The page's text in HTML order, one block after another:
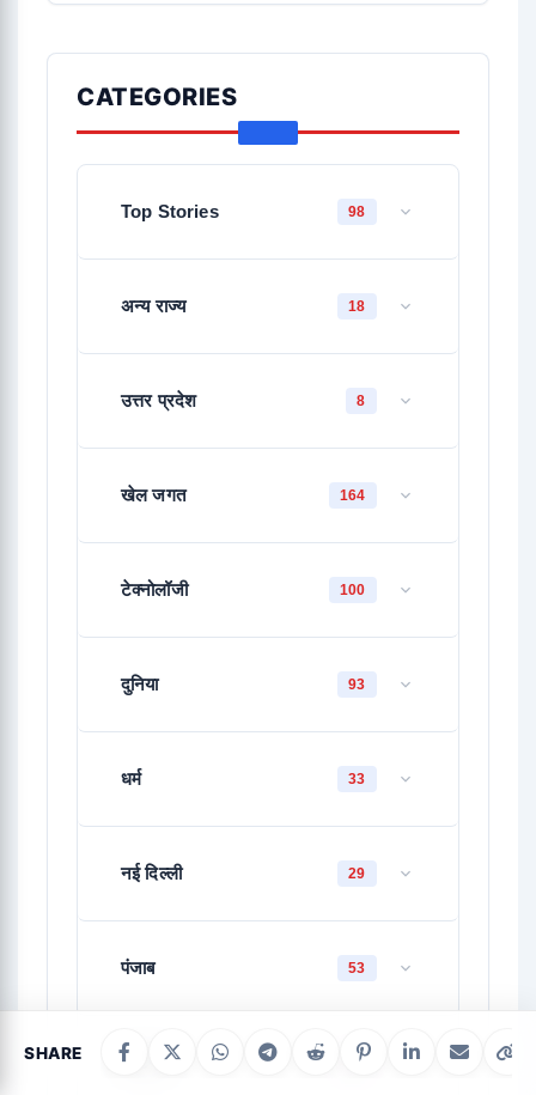
CATEGORIES
Top Stories 98
अन्य राज्य 18
उत्तर प्रदेश 8
खेल जगत 164
टेक्नोलॉजी 100
दुनिया 93
धर्म 33
नई दिल्ली 29
पंजाब 53
फिटनेस 475
SHARE